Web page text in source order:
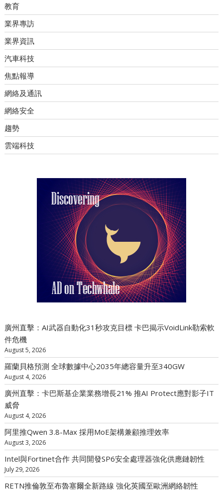
教育
業界專訪
業界資訊
汽車科技
焦點報導
網絡及通訊
網絡安全
趨勢
雲端科技
廣州直擊：AI武器自動化31秒攻克目標 卡巴揭示VoidLink勒索軟
件危機
August 5, 2026
羅蘭貝格預測 全球數據中心2035年總容量升至340GW
August 4, 2026
廣州直擊：卡巴斯基企業業務增長21% 推AI Protect應對影子IT
威脅
August 4, 2026
阿里推Qwen 3.8-Max 採用MoE架構兼顧推理效率
August 3, 2026
Intel與Fortinet合作 共同開發SP6安全處理器強化供應鏈韌性
July 29, 2026
RETN推倫敦至布魯塞爾全新路線 強化英國至歐洲網絡韌性